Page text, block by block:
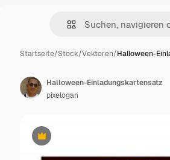
Startseite/Stock/Vektoren/Halloween-
Premium
Halloween-Einladungskartensatz
pixelogan